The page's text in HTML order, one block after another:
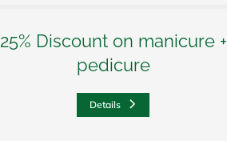
25% Discount on manicure +
pedicure
Details